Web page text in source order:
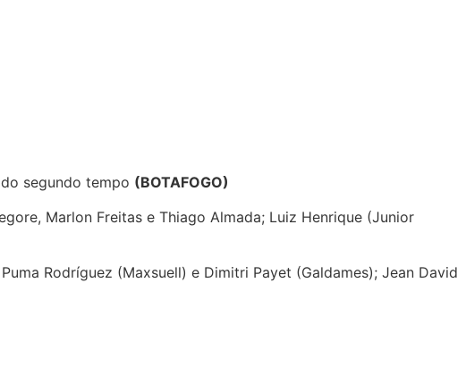
segundo tempo (BOTAFOGO)
Marlon Freitas e Thiago Almada; Luiz Henrique (Junior
Rodríguez (Maxsuell) e Dimitri Payet (Galdames); Jean David